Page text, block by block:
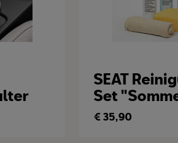
SEAT
Set
€35,90